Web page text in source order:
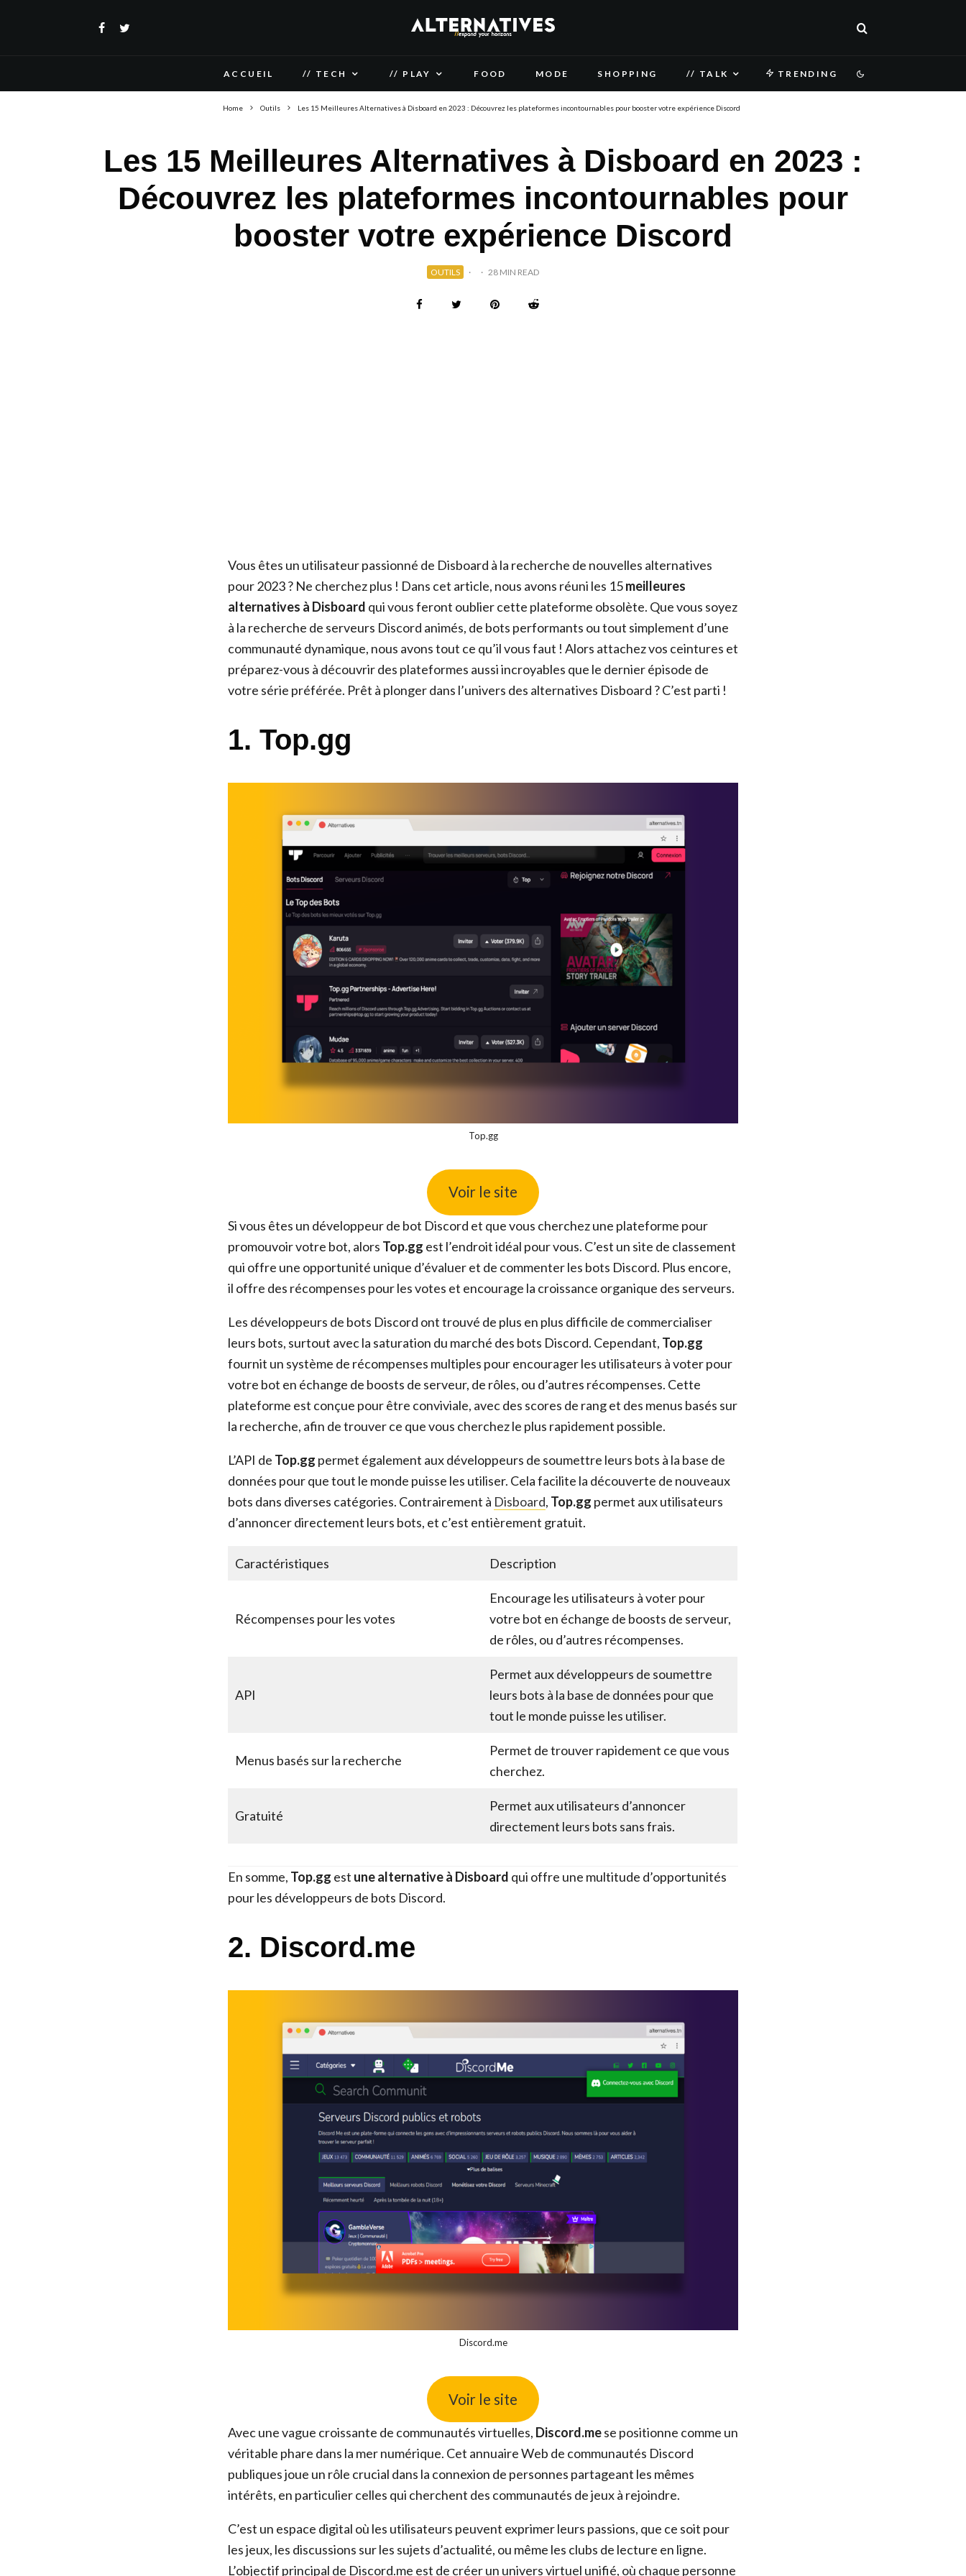
ACCUEIL // TECH // PLAY FOOD MODE SHOPPING // TALK TRENDING
Home Outils Les 15 Meilleures Alternatives à Disboard en 2023 : Découvrez les plateformes incontournables pour booster votre expérience Discord
Les 15 Meilleures Alternatives à Disboard en 2023 :
Découvrez les plateformes incontournables pour
booster votre expérience Discord
OUTILS · · 28 MIN READ
Vous êtes un utilisateur passionné de Disboard à la recherche de nouvelles alternatives
pour 2023 ? Ne cherchez plus ! Dans cet article, nous avons réuni les 15meilleures
alternatives à Disboard qui vous feront oublier cette plateforme obsolète. Que vous soyez
à la recherche de serveurs Discord animés, de bots performants ou tout simplement d’une
communauté dynamique, nous avons tout ce qu’il vous faut ! Alors attachez vos ceintures et
préparez-vous à découvrir des plateformes aussi incroyables que le dernier épisode de
votre série préférée. Prêt à plonger dans l’univers des alternatives Disboard ? C’est parti !
1. Top.gg
Top.gg
Voir le site
Si vous êtes un développeur de bot Discord et que vous cherchez une plateforme pour
promouvoir votre bot, alors Top.gg est l’endroit idéal pour vous. C’est un site de classement
qui offre une opportunité unique d’évaluer et de commenter les bots Discord. Plus encore,
il offre des récompenses pour les votes et encourage la croissance organique des serveurs.
Les développeurs de bots Discord ont trouvé de plus en plus difficile de commercialiser
leurs bots, surtout avec la saturation du marché des bots Discord. Cependant, Top.gg
fournit un système de récompenses multiples pour encourager les utilisateurs à voter pour
votre bot en échange de boosts de serveur, de rôles, ou d’autres récompenses. Cette
plateforme est conçue pour être conviviale, avec des scores de rang et des menus basés sur
la recherche, afin de trouver ce que vous cherchez le plus rapidement possible.
L’API de Top.gg permet également aux développeurs de soumettre leurs bots à la base de
données pour que tout le monde puisse les utiliser. Cela facilite la découverte de nouveaux
bots dans diverses catégories. Contrairement à Disboard, Top.gg permet aux utilisateurs
d’annoncer directement leurs bots, et c’est entièrement gratuit.
Caractéristiques Description
Récompenses pour les votes
Encourage les utilisateurs à voter pour
votre bot en échange de boosts de serveur,
de rôles, ou d’autres récompenses.
API
Permet aux développeurs de soumettre
leurs bots à la base de données pour que
tout le monde puisse les utiliser.
Menus basés sur la recherche
Permet de trouver rapidement ce que vous
cherchez.
Gratuité
Permet aux utilisateurs d’annoncer
directement leurs bots sans frais.
En somme, Top.gg est une alternative à Disboard qui offre une multitude d’opportunités
pour les développeurs de bots Discord.
2. Discord.me
Discord.me
Voir le site
Avec une vague croissante de communautés virtuelles, Discord.mese positionne comme un
véritable phare dans la mer numérique. Cet annuaire Web de communautés Discord
publiques joue un rôle crucial dans la connexion de personnes partageant les mêmes
intérêts, en particulier celles qui cherchent des communautés de jeux à rejoindre.
C’est un espace digital où les utilisateurs peuvent exprimer leurs passions, que ce soit pour
les jeux, les discussions sur les sujets d’actualité, ou même les clubs de lecture en ligne.
L’objectif principal de Discord.me est de créer un univers virtuel unifié, où chaque personne